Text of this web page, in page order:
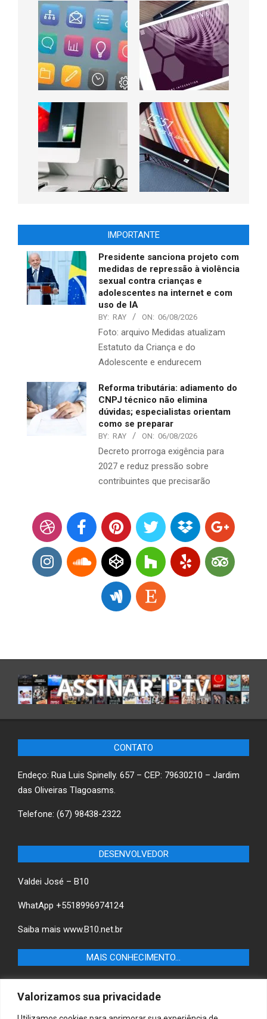
Valorizamos sua privacidade
IMPORTANTE
Presidente sanciona projeto com
medidas de repressão à violência
sexual contra crianças e
adolescentes na internet e com
uso de IA
BY: RAY ON: 06/08/2026
Foto: arquivo Medidas atualizam
Estatuto da Criança e do
Adolescente e endurecem
Reforma tributária: adiamento do
CNPJ técnico não elimina
dúvidas; especialistas orientam
como se preparar
BY: RAY ON: 06/08/2026
Decreto prorroga exigência para
2027 e reduz pressão sobre
contribuintes que precisarão
CONTATO
Endeço: Rua Luis Spinelly. 657 – CEP: 79630210 – Jardim
das Oliveiras Tlagoasms.
Telefone: (67) 98438-2322
DESENVOLVEDOR
Valdei José – B10
WhatApp +5518996974124
Saiba mais www.B10.net.br
MAIS CONHECIMENTO…
Castilho-SP e descubra as melhores empresas e serviços
locais.